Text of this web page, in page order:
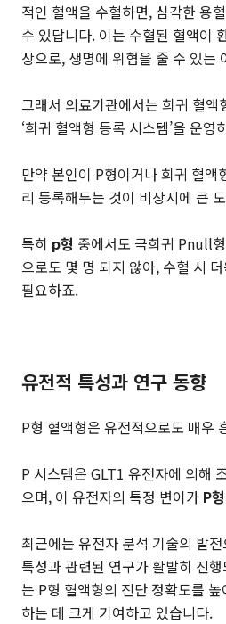
적인 혈액을 수혈하면, 심각한 용
수 있답니다. 이는 수혈된 혈액이
상으로, 생명에 위협을 줄 수 있는
그래서 의료기관에서는 희귀 혈액
‘희귀 혈액형 등록 시스템’을 운영
만약 본인이 P형이거나 희귀 혈액
리 등록해두는 것이 비상시에 큰
특히 p형 중에서도 극희귀 Pnull
으로도 몇 명 되지 않아, 수혈 시
필요하죠.
유전적 특성과 연구 동향
P형 혈액형은 유전적으로도 매우
P 시스템은 GLT1 유전자에 의해
으며, 이 유전자의 특정 변이가 P형
최근에는 유전자 분석 기술의 발
특성과 관련된 연구가 활발히 진
는 P형 혈액형의 진단 정확도를
하는 데 크게 기여하고 있습니다.